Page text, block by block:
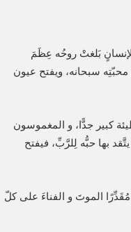
لإنسانٍ بَلغتْ روحُه عِظَمَ
سبحانه، ويفتح عيون
كبير جدًّا، و المغموسون
بها حبُّه لِلرَّبِّ، فيفتح
الموتَ و الفناءَ على كلّ